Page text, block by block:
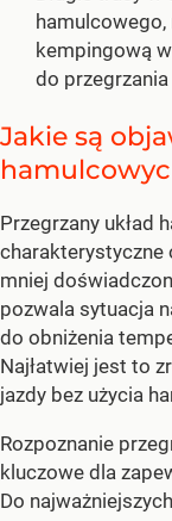
hamulcowego,
kempingową
do
Jakie są
Przegrzany układ
charakterystyczne
mniej
pozwala sytuacja
do obniżenia
Najłatwiej jest to
jazdy bez użycia
Rozpoznanie
kluczowe dla
Do